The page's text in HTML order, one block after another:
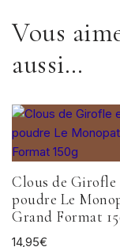
Vous
aussi…
Clous de Girofle
poudre Le
Grand Format
14,95€